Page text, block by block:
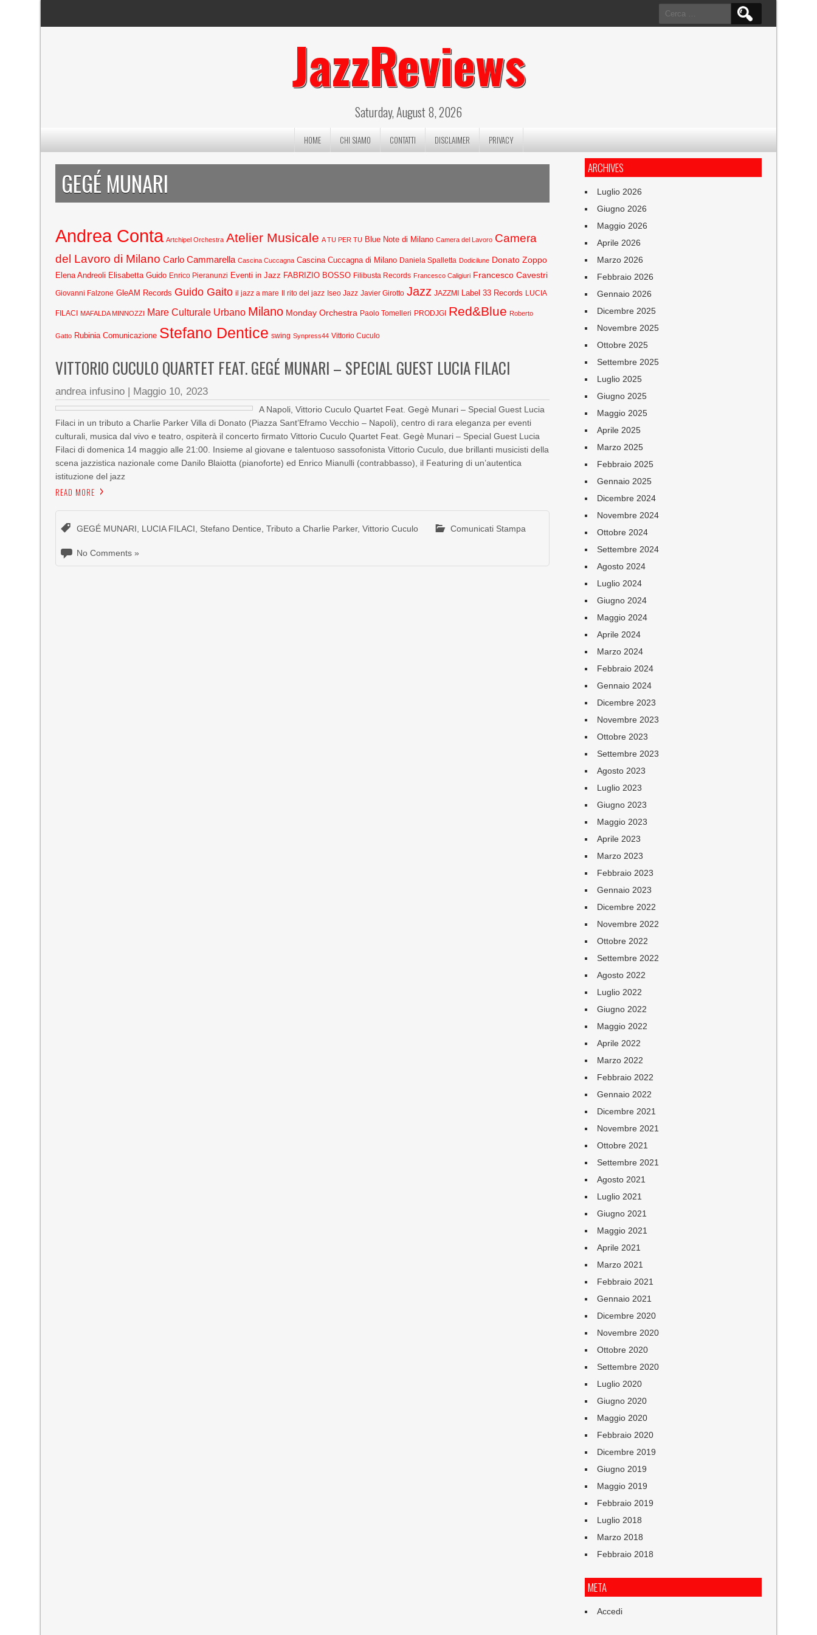
Ricerca
per:
JazzReviews
Saturday, August 8, 2026
HOME CHI SIAMO CONTATTI DISCLAIMER PRIVACY
GEGÉ MUNARI
Andrea Conta Artchipel Orchestra Atelier Musicale A TU PER TU Blue Note di Milano Camera del Lavoro Camera
del Lavoro di Milano Carlo Cammarella Cascina Cuccagna Cascina Cuccagna di Milano Daniela Spalletta Dodicilune Donato Zoppo
Elena Andreoli Elisabetta Guido Enrico Pieranunzi Eventi in Jazz FABRIZIO BOSSO Filibusta Records Francesco Caligiuri Francesco Cavestri
Giovanni Falzone GleAM Records Guido Gaito il jazz a mare Il rito del jazz Iseo Jazz Javier Girotto Jazz JAZZMI Label 33 Records LUCIA
FILACI MAFALDA MINNOZZI Mare Culturale Urbano Milano Monday Orchestra Paolo Tomelleri PRODJGI Red&Blue Roberto
Gatto Rubinia Comunicazione Stefano Dentice swing Synpress44 Vittorio Cuculo
VITTORIO CUCULO QUARTET FEAT. GEGÉ MUNARI – SPECIAL GUEST LUCIA FILACI
andrea infusino | Maggio 10, 2023
A Napoli, Vittorio Cuculo Quartet Feat. Gegè Munari – Special Guest Lucia
Filaci in un tributo a Charlie Parker Villa di Donato (Piazza Sant’Eframo Vecchio – Napoli), centro di rara eleganza per eventi
culturali, musica dal vivo e teatro, ospiterà il concerto firmato Vittorio Cuculo Quartet Feat. Gegè Munari – Special Guest Lucia
Filaci di domenica 14 maggio alle 21:00. Insieme al giovane e talentuoso sassofonista Vittorio Cuculo, due brillanti musicisti della
scena jazzistica nazionale come Danilo Blaiotta (pianoforte) ed Enrico Mianulli (contrabbasso), il Featuring di un’autentica
istituzione del jazz
READ MORE
GEGÉ MUNARI LUCIA FILACI Stefano Dentice ,Tributo a Charlie Parker,Vittorio Cuculo Comunicati Stampa
No Comments »
ARCHIVES
Luglio 2026
Giugno 2026
Maggio 2026
Aprile 2026
Marzo 2026
Febbraio 2026
Gennaio 2026
Dicembre 2025
Novembre 2025
Ottobre 2025
Settembre 2025
Luglio 2025
Giugno 2025
Maggio 2025
Aprile 2025
Marzo 2025
Febbraio 2025
Gennaio 2025
Dicembre 2024
Novembre 2024
Ottobre 2024
Settembre 2024
Agosto 2024
Luglio 2024
Giugno 2024
Maggio 2024
Aprile 2024
Marzo 2024
Febbraio 2024
Gennaio 2024
Dicembre 2023
Novembre 2023
Ottobre 2023
Settembre 2023
Agosto 2023
Luglio 2023
Giugno 2023
Maggio 2023
Aprile 2023
Marzo 2023
Febbraio 2023
Gennaio 2023
Dicembre 2022
Novembre 2022
Ottobre 2022
Settembre 2022
Agosto 2022
Luglio 2022
Giugno 2022
Maggio 2022
Aprile 2022
Marzo 2022
Febbraio 2022
Gennaio 2022
Dicembre 2021
Novembre 2021
Ottobre 2021
Settembre 2021
Agosto 2021
Luglio 2021
Giugno 2021
Maggio 2021
Aprile 2021
Marzo 2021
Febbraio 2021
Gennaio 2021
Dicembre 2020
Novembre 2020
Ottobre 2020
Settembre 2020
Luglio 2020
Giugno 2020
Maggio 2020
Febbraio 2020
Dicembre 2019
Giugno 2019
Maggio 2019
Febbraio 2019
Luglio 2018
Marzo 2018
Febbraio 2018
META
Accedi